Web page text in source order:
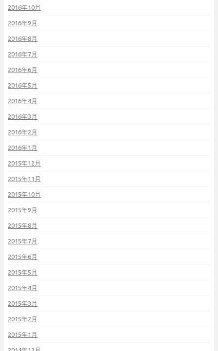
2016年10月
2016年9月
2016年8月
2016年7月
2016年6月
2016年5月
2016年4月
2016年3月
2016年2月
2016年1月
2015年12月
2015年11月
2015年10月
2015年9月
2015年8月
2015年7月
2015年6月
2015年5月
2015年4月
2015年3月
2015年2月
2015年1月